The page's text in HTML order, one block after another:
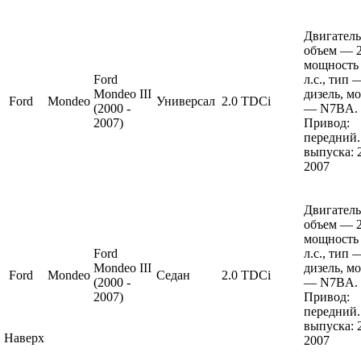
Ford Mondeo
Ford
Mondeo III
(2000 -
2007)
Универсал 2.0 TDCi
объем —
л.с., тип
дизель,
— N7BA.
Привод:
выпуска:
2007
Ford Mondeo
Ford
Mondeo III
(2000 -
2007)
Седан 2.0 TDCi
объем —
л.с., тип
дизель,
— N7BA.
Привод:
выпуска:
2007
Наверх